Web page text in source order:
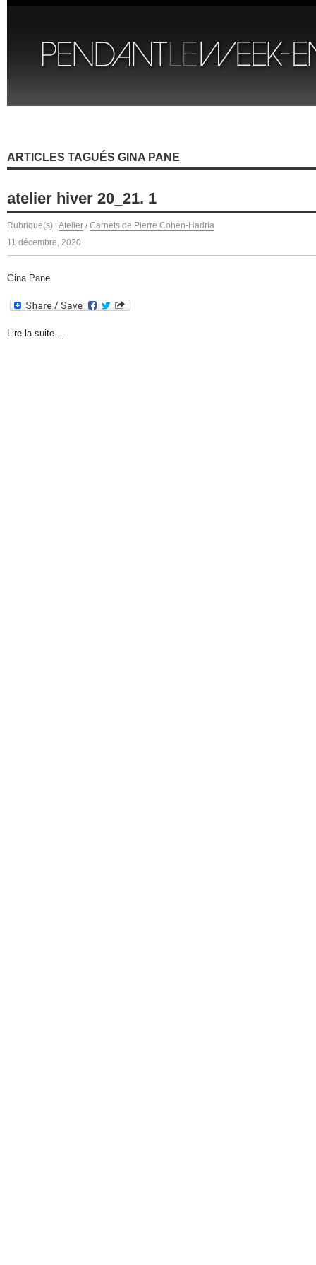
ARTICLES TAGUÉS GINA PANE
atelier hiver 20_21. 1
Rubrique(s) :Atelier / Carnets de Pierre Cohen-Hadria
11 décembre, 2020
Gina Pane
Lire la suite...